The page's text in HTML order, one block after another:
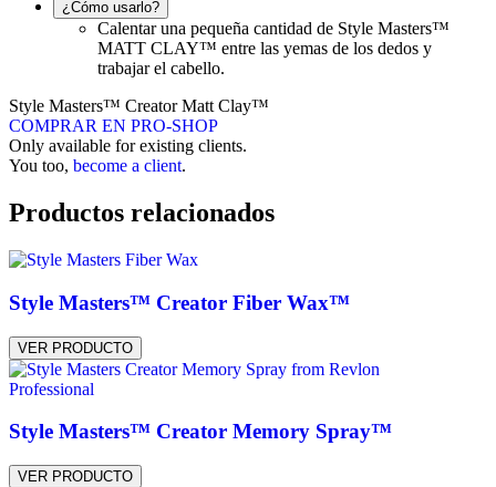
¿Cómo usarlo?
Calentar una pequeña cantidad de Style Masters™
MATT CLAY™ entre las yemas de los dedos y
trabajar el cabello.
Style Masters™ Creator Matt Clay™
COMPRAR EN PRO-SHOP
Only available for existing clients.
You too, become a client.
Productos relacionados
Style Masters™ Creator Fiber Wax™
VER PRODUCTO
Style Masters™ Creator Memory Spray™
VER PRODUCTO